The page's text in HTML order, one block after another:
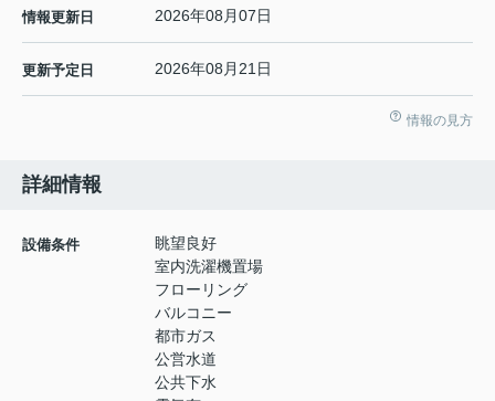
情報更新日 2026年08月07日
更新予定日 2026年08月21日
情報の見方
詳細情報
設備条件
眺望良好
室内洗濯機置場
フローリング
バルコニー
都市ガス
公営水道
公共下水